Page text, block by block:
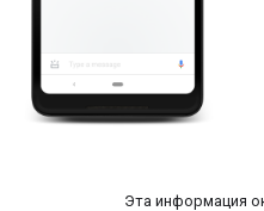
Эта информация